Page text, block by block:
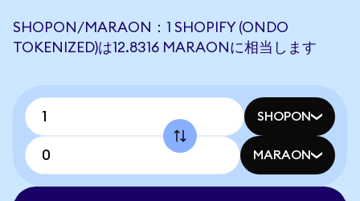
SHOPON/MARAON：1 SHOPIFY (ONDO
TOKENIZED)は12.8316 MARAONに相当します
SHOPON
MARAON